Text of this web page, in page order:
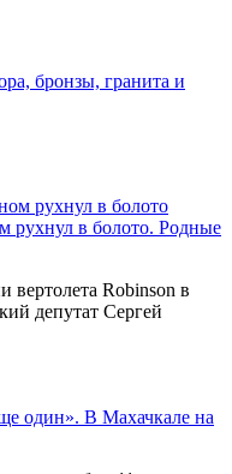
бронзы, гранита и
рухнул в болото. Родные
вертолета Robinson в
депутат Сергей
один». В Махачкале на